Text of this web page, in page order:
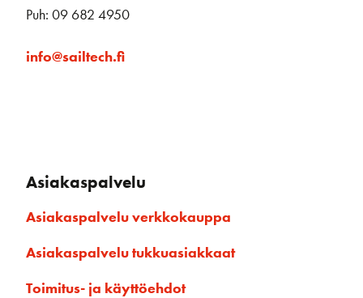
Puh: 09 682 4950
info@sailtech.fi
Asiakaspalvelu
Asiakaspalvelu verkkokauppa
Asiakaspalvelu tukkuasiakkaat
Toimitus- ja käyttöehdot